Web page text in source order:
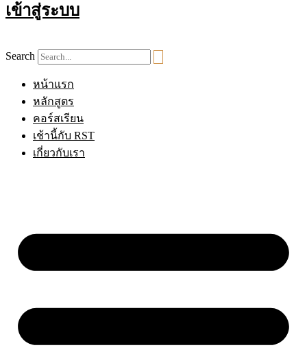
เข้าสู่ระบบ
Search
หน้าแรก
หลักสูตร
คอร์สเรียน
เช้านี้กับ RST
เกี่ยวกับเรา